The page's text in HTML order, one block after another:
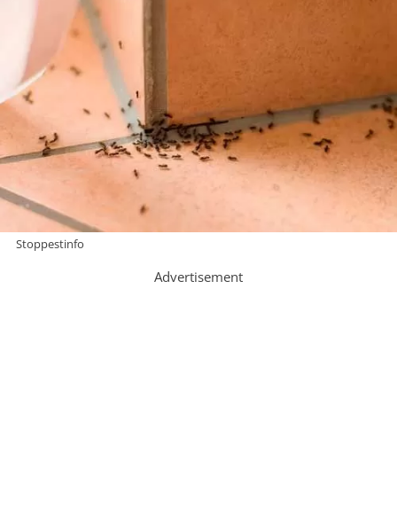
Stoppestinfo
Advertisement